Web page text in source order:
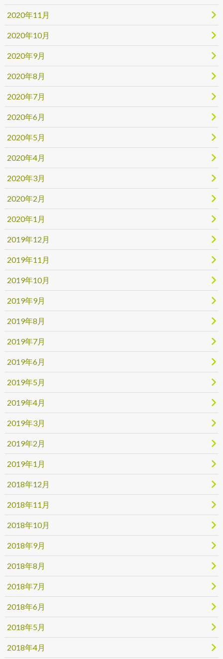
2020年11月
2020年10月
2020年9月
2020年8月
2020年7月
2020年6月
2020年5月
2020年4月
2020年3月
2020年2月
2020年1月
2019年12月
2019年11月
2019年10月
2019年9月
2019年8月
2019年7月
2019年6月
2019年5月
2019年4月
2019年3月
2019年2月
2019年1月
2018年12月
2018年11月
2018年10月
2018年9月
2018年8月
2018年7月
2018年6月
2018年5月
2018年4月